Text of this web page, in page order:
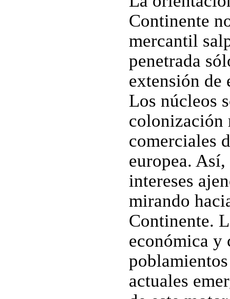
Continente
mercantil
penetrada
extensión de
Los núcleos
colonización
comerciales
europea.
intereses
mirando
Continente.
económica y
actuales